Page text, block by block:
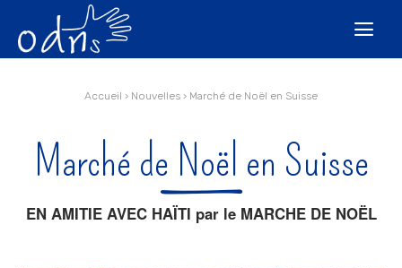

Accueil › Nouvelles › Marché de Noël en Suisse
Marché de Noël en Suisse
EN AMITIE AVEC HAÏTI par le MARCHE DE NOËL